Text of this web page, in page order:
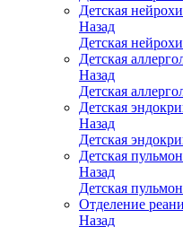
Детская
Назад
Детская
Детская
Назад
Детская
Детская
Назад
Детская
Детская
Назад
Детская
Отделение
Назад